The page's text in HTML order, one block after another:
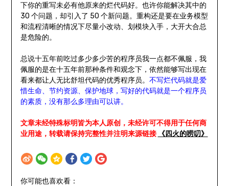
下你的重写未必有他原来的烂代码好。也许你能解决其中的
30 个问题，却引入了 50 个新问题。重构还是要在业务模型
和流程清晰的情况下尽量小改动、划模块入手，大开大合总
是危险的。
总说十五年前吃过多少多少苦的程序员我一点都不佩服，我
佩服的是在十五年前那种条件和观念下，依然能够写出现在
看来都让人无比舒坦代码的优秀程序员。 不写烂代码就是爱
惜生命、节约资源、保护地球，写好的代码就是一个程序员
的素质，没有那么多理由可以讲。
文章未经特殊标明皆为本人原创，未经许可不得用于任何商
业用途，转载请保持完整性并注明来源链接
《四火的唠叨》
你可能也喜欢看：